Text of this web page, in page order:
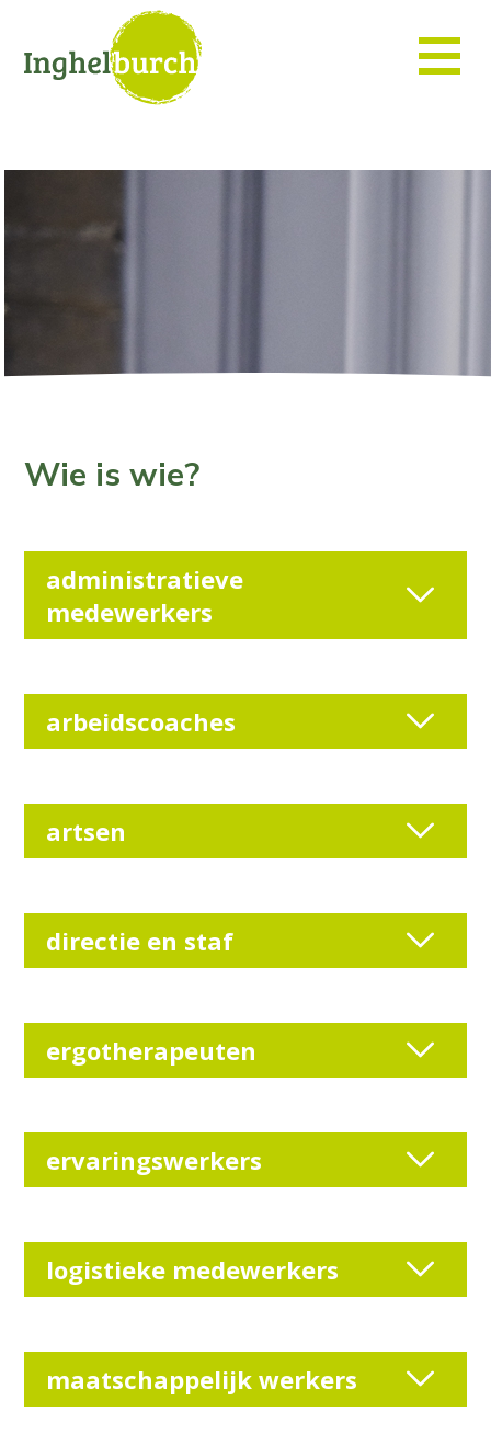
Wie is wie?
administratieve
medewerkers
arbeidscoaches
artsen
directie en staf
ergotherapeuten
ervaringswerkers
logistieke medewerkers
maatschappelijk werkers